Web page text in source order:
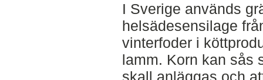
I Sverige används
helsädesensilage
vinterfoder i
lamm. Korn kan sås
skall anläggas och